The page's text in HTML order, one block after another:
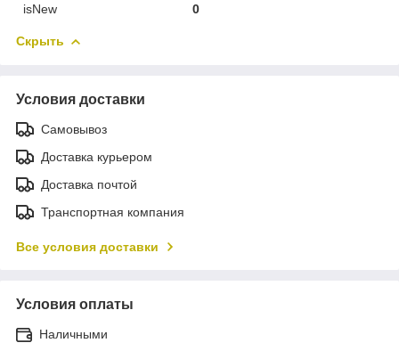
isNew
0
Скрыть
Условия доставки
Самовывоз
Доставка курьером
Доставка почтой
Транспортная компания
Все условия доставки
Условия оплаты
Наличными